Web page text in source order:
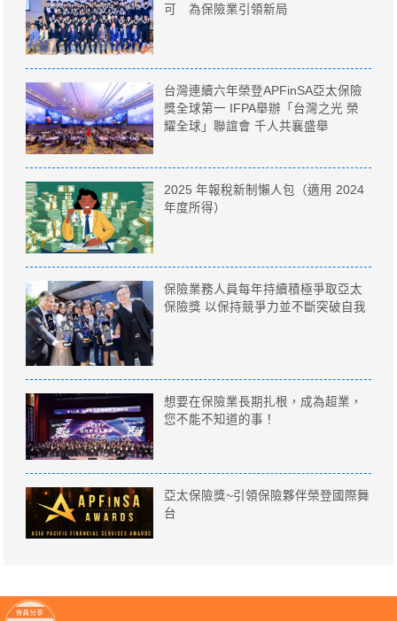
可 為保險業引領新局
台灣連續六年榮登APFinSA亞太保險
獎全球第一 IFPA舉辦「台灣之光 榮
耀全球」聯誼會 千人共襄盛舉
2025 年報稅新制懶人包（適用 2024
年度所得）
保險業務人員每年持續積極爭取亞太
保險獎 以保持競爭力並不斷突破自我
想要在保險業長期扎根，成為超業，
您不能不知道的事！
亞太保險獎~引領保險夥伴榮登國際舞
台